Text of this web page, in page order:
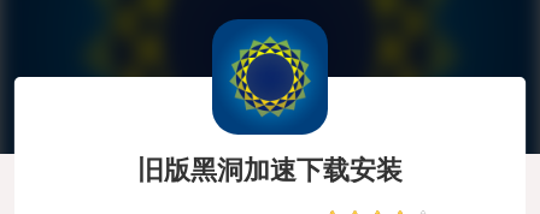
旧版黑洞加速下载安装